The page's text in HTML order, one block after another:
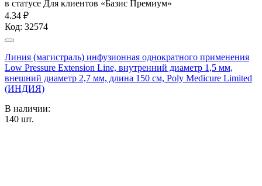
в статусе Для клиентов «Базис Премиум»
4.34 ₽
Код: 32574
Линия (магистраль) инфузионная однократного применения
Low Pressure Extension Line, внутренний диаметр 1,5 мм,
внешний диаметр 2,7 мм, длина 150 см, Poly Medicure Limited
(ИНДИЯ)
В наличии:
140 шт.